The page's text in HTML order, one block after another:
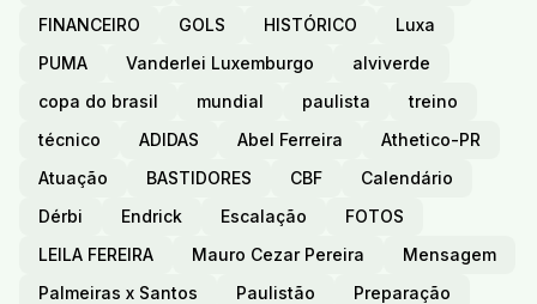
FINANCEIRO
GOLS HISTÓRICO
Luxa
PUMA
Vanderlei Luxemburgo
alviverde
copa do brasil
mundial paulista
treino
técnico
ADIDAS Abel Ferreira
Athetico-PR
Atuação
BASTIDORES CBF
Calendário
Dérbi
Endrick Escalação
FOTOS
LEILA FEREIRA
Mauro Cezar Pereira
Mensagem
Palmeiras x Santos
Paulistão
Preparação